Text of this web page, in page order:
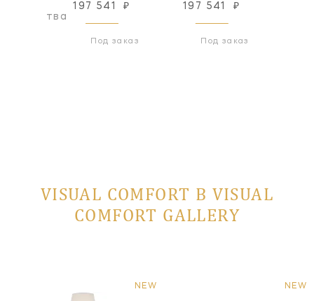
197 541 ₽
Под заказ
197 541 ₽
Под заказ
VISUAL COMFORT В VISUAL
COMFORT GALLERY
NEW NEW